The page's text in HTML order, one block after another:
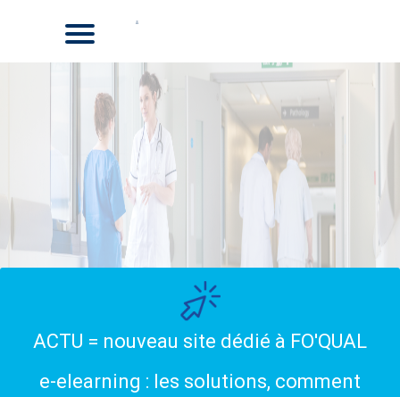
ACTU = nouveau site dédié à FO'QUAL
e-elearning : les solutions, comment